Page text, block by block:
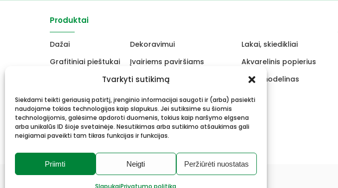
Tvarkyti sutikimą
Siekdami teikti geriausią patirtį, įrenginio informacijai saugoti ir (arba) pasiekti
naudojame tokias technologijas kaip slapukus. Jei sutiksime su šiomis
technologijomis, galėsime apdoroti duomenis, tokius kaip naršymo elgsena
arba unikalūs ID šioje svetainėje. Nesutikimas arba sutikimo atšaukimas gali
neigiamai paveikti tam tikras funkcijas ir funkcijas.
Priimti Neigti Peržiūrėti nuostatas
SlapukaiPrivatumo politika
Produktai
Dažai Dekoravimui
Lakai, skiedikliai
Grafitiniai pieštukai
Įvairiems paviršiams
Akvarelinis popierius
Keramikams ir skulptoriams
FIMO modelinas
Drobės, porėmiai
Mokyklinės ir biuro prekės
Vokai
Rėmai ir rėminimas
Dovanos, Dovanų čekiai